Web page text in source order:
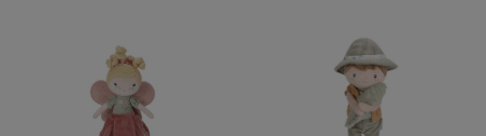
In voorraad